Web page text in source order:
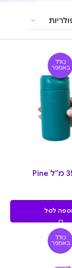
כולל
באמפר
לסל
כולל
באמפר